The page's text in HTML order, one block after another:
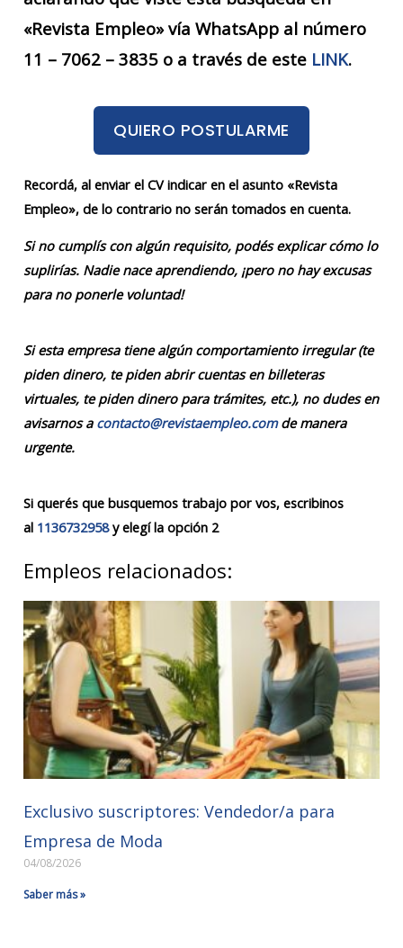
«Revista Empleo» vía WhatsApp al número
11 – 7062 – 3835 o a través de este LINK.
QUIERO POSTULARME
Recordá, al enviar el CV indicar en el asunto «Revista
Empleo», de lo contrario no serán tomados en cuenta.
Si no cumplís con algún requisito, podés explicar cómo lo
suplirías. Nadie nace aprendiendo, ¡pero no hay excusas
para no ponerle voluntad!
Si esta empresa tiene algún comportamiento irregular (te
piden dinero, te piden abrir cuentas en billeteras
virtuales, te piden dinero para trámites, etc.), no dudes en
avisarnos a contacto@revistaempleo.comde manera
urgente.
Si querés que busquemos trabajo por vos, escribinos
al 1136732958y elegí la opción 2
Empleos relacionados:
Exclusivo suscriptores: Vendedor/a para
Empresa de Moda
04/08/2026
Saber más »